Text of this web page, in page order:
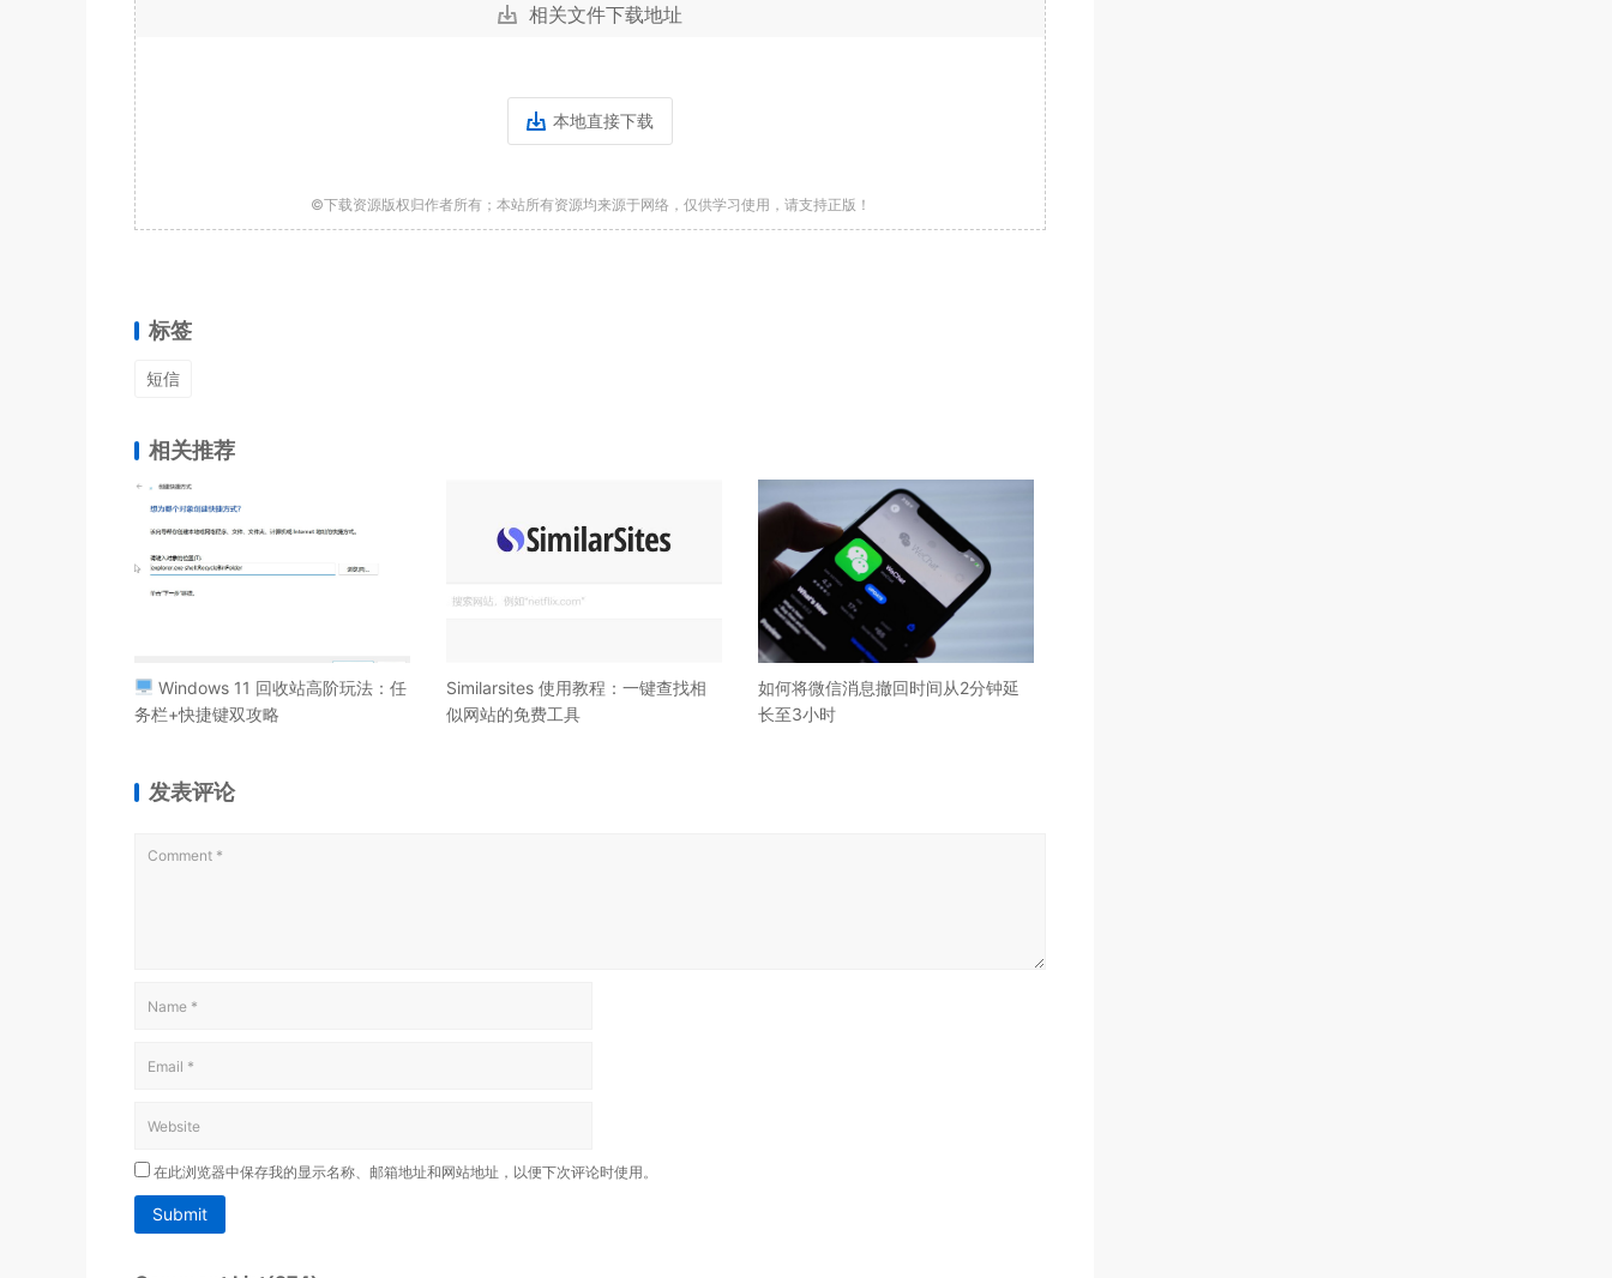
相关文件下载地址
本地直接下载
©下载资源版权归作者所有；本站所有资源均来源于网络，仅供学习使用，请支持正版！
标签
短信
相关推荐
Windows 11 回收站高阶玩法：任
务栏+快捷键双攻略
Similarsites 使用教程：一键查找相
似网站的免费工具
如何将微信消息撤回时间从2分钟延
长至3小时
发表评论
在此浏览器中保存我的显示名称、邮箱地址和网站地址，以便下次评论时使用。
Submit